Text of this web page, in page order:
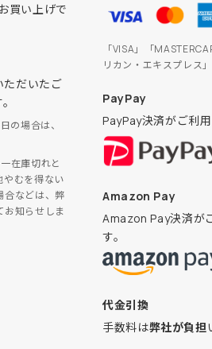
買い上げで
ただいたご
の場合は、
在庫切れと
やむを得ない
合などは、弊
お知らせしま
「VISA」「
リカン・エキスプレス
PayPay
PayPay決済がご利用
Amazon Pay
Amazon Pay決済が
す。
代金引換
手数料は弊社が負担